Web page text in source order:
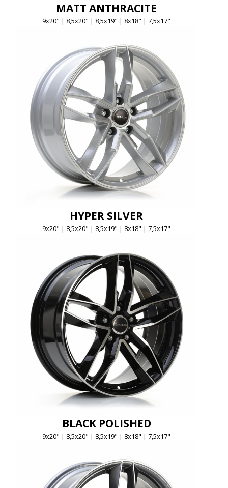
MATT ANTHRACITE
9x20" | 8,5x20" | 8,5x19" | 8x18" | 7,5x17"
HYPER SILVER
9x20" | 8,5x20" | 8,5x19" | 8x18" | 7,5x17"
BLACK POLISHED
9x20" | 8,5x20" | 8,5x19" | 8x18" | 7,5x17"